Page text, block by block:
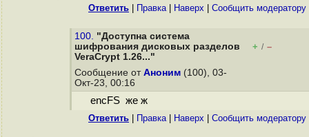
Ответить Правка| Наверх Cообщить модератору
100. "Доступна система
шифрования дисковых разделов
VeraCrypt 1.26..."
+ / –
Сообщение от Аноним (100), 03-
Окт-23, 00:16
encFS же ж
Ответить Правка| Наверх Cообщить модератору